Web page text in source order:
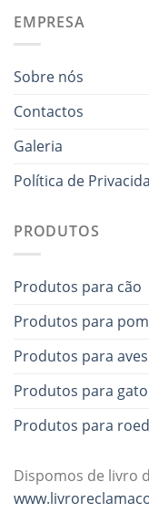
EMPRESA
Sobre nós
Contactos
Galeria
Política de
PRODUTOS
Produtos para cão
Produtos para
Produtos para aves
Produtos para gato
Produtos para
Dispomos de livro